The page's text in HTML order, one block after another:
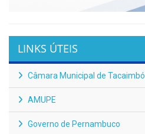
LINKS ÚTEIS
Câmara Municipal de Tacaimbó
AMUPE
Governo de Pernambuco